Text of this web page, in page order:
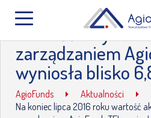
Na koniec lipca
wartość aktywów
zarządzaniem
wyniosła blisko
AgioFunds Aktualności
Na koniec lipca 2016 roku wartość